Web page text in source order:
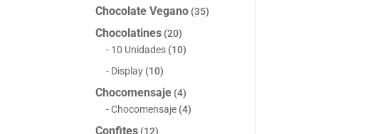
Chocolate Vegano (35)
Chocolatines (20)
10 Unidades (10)
Display (10)
Chocomensaje (4)
Chocomensaje (4)
Confites (12)